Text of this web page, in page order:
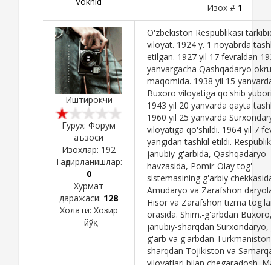
Изох # 1
Иштирокчи
Гурух: Форум
аъзоси
Изохлар: 192
Тақдирланишлар:
0
Хурмат
даражаси: 128
Холати: Хозир
йўқ
O'zbekiston Respublikasi
viloyat. 1924 y. 1 noyabrda
etilgan. 1927 yil 17 fevraldan
yanvargacha Qashqadaryo
maqomida. 1938 yil 15
Buxoro viloyatiga qo'shib
1943 yil 20 yanvarda qayta
1960 yil 25 yanvarda
viloyatiga qo'shildi. 1964 yil 7
yangidan tashkil etildi.
janubiy-g'arbida, Qashqadaryo
havzasida, Pomir-Olay tog'
sistemasining g'arbiy
Amudaryo va Zarafshon
Hisor va Zarafshon tizma
orasida. Shim.-g'arbdan
janubiy-sharqdan
g'arb va g'arbdan
sharqdan Tojikiston va